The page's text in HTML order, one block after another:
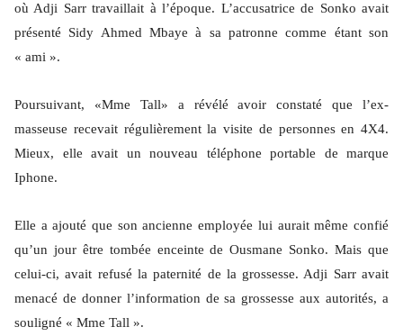
où Adji Sarr travaillait à l’époque. L’accusatrice de Sonko avait
présenté Sidy Ahmed Mbaye à sa patronne comme étant son
« ami ».
Poursuivant, «Mme Tall» a révélé avoir constaté que l’ex-
masseuse recevait régulièrement la visite de personnes en 4X4.
Mieux, elle avait un nouveau téléphone portable de marque
Iphone.
Elle a ajouté que son ancienne employée lui aurait même confié
qu’un jour être tombée enceinte de Ousmane Sonko. Mais que
celui-ci, avait refusé la paternité de la grossesse. Adji Sarr avait
menacé de donner l’information de sa grossesse aux autorités, a
souligné « Mme Tall ».